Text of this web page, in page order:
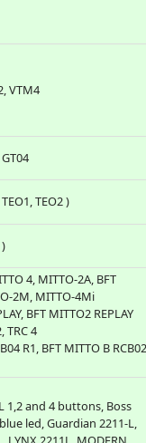
VTM4
TEO2 )
4, MITTO-2A, BFT
2M, MITTO-4Mi
BFT MITTO2 REPLAY
TRC 4
R1, BFT MITTO B RCB02
1,2 and 4 buttons, Boss
led, Guardian 2211-L,